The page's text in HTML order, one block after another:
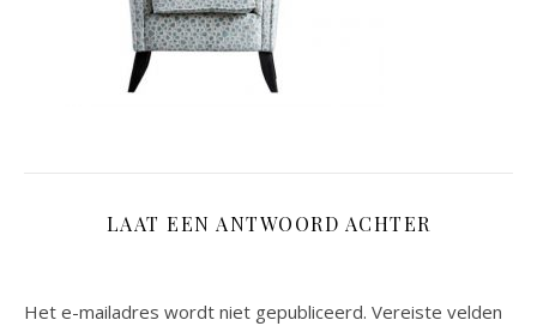
LAAT EEN ANTWOORD ACHTER
Het e-mailadres wordt niet gepubliceerd. Vereiste velden